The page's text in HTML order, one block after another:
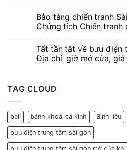
Bảo tàng chiến tranh
Chứng tích Chiến tranh
Tất tần tật về bưu điện
Địa chỉ, giờ mở cửa,
TAG CLOUD
bali bánh khoái cá kình Bình liêu
bưu điện trung tâm sài gòn
bưu điện trung tâm sài gòn mở cửa khi